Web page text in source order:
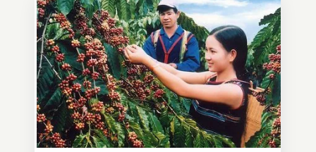
la pagoda sufrió graves daños y, tras
su restauración, fue trasladada al pie
de la montaña.